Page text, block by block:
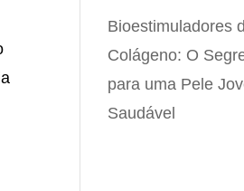
Bioestimuladores
Colágeno: O
para uma Pele
Saudável